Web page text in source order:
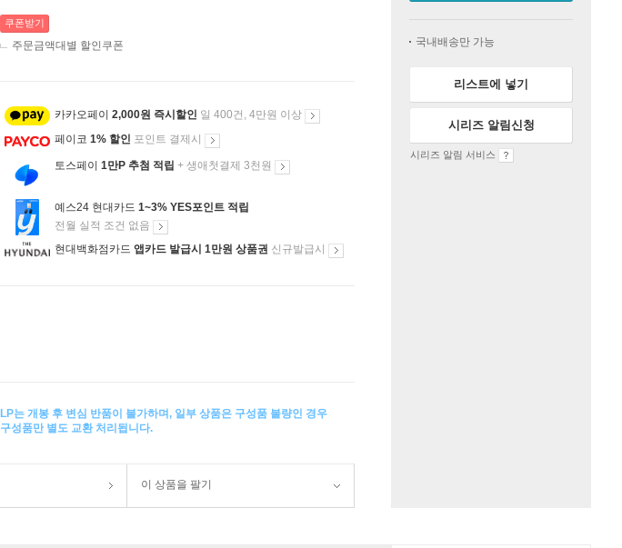
쿠폰받기
주문금액대별 할인쿠폰
카카오페이 2,000원 즉시할인 일 400건, 4만원 이상
페이코 1% 할인 포인트 결제시
토스페이 1만P 추첨 적립 + 생애첫결제 3천원
예스24 현대카드 1~3% YES포인트 적립
전월 실적 조건 없음
현대백화점카드 앱카드 발급시 1만원 상품권 신규발급시
LP는 개봉 후 변심 반품이 불가하며, 일부 상품은 구성품 불량인 경우
구성품만 별도 교환 처리됩니다.
이 상품을 팔기
국내배송만 가능
리스트에 넣기
시리즈 알림신청
시리즈 알림 서비스